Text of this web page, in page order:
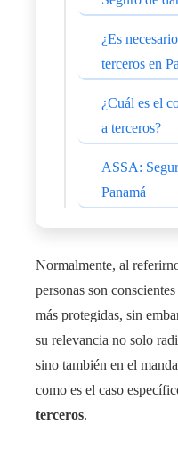
¿Es
terceros en
¿Cuál es el
a terceros?
ASSA:
Panamá
Normalmente, al
personas son
más protegidas, sin
su relevancia no solo
sino también en el
como es el caso
terceros.